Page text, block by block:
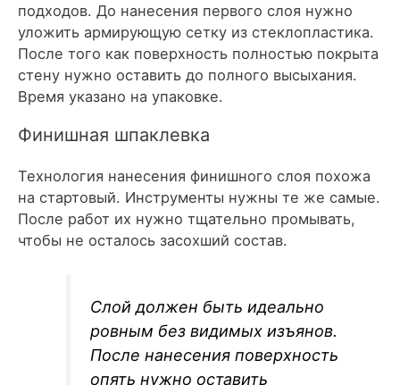
подходов. До нанесения первого слоя нужно
уложить армирующую сетку из стеклопластика.
После того как поверхность полностью покрыта
стену нужно оставить до полного высыхания.
Время указано на упаковке.
Финишная шпаклевка
Технология нанесения финишного слоя похожа
на стартовый. Инструменты нужны те же самые.
После работ их нужно тщательно промывать,
чтобы не осталось засохший состав.
Слой должен быть идеально
ровным без видимых изъянов.
После нанесения поверхность
опять нужно оставить